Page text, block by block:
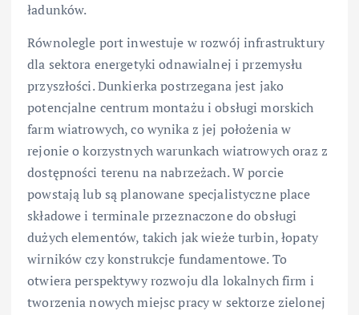
ładunków.
Równolegle port inwestuje w rozwój infrastruktury
dla sektora energetyki odnawialnej i przemysłu
przyszłości. Dunkierka postrzegana jest jako
potencjalne centrum montażu i obsługi morskich
farm wiatrowych, co wynika z jej położenia w
rejonie o korzystnych warunkach wiatrowych oraz z
dostępności terenu na nabrzeżach. W porcie
powstają lub są planowane specjalistyczne place
składowe i terminale przeznaczone do obsługi
dużych elementów, takich jak wieże turbin, łopaty
wirników czy konstrukcje fundamentowe. To
otwiera perspektywy rozwoju dla lokalnych firm i
tworzenia nowych miejsc pracy w sektorze zielonej